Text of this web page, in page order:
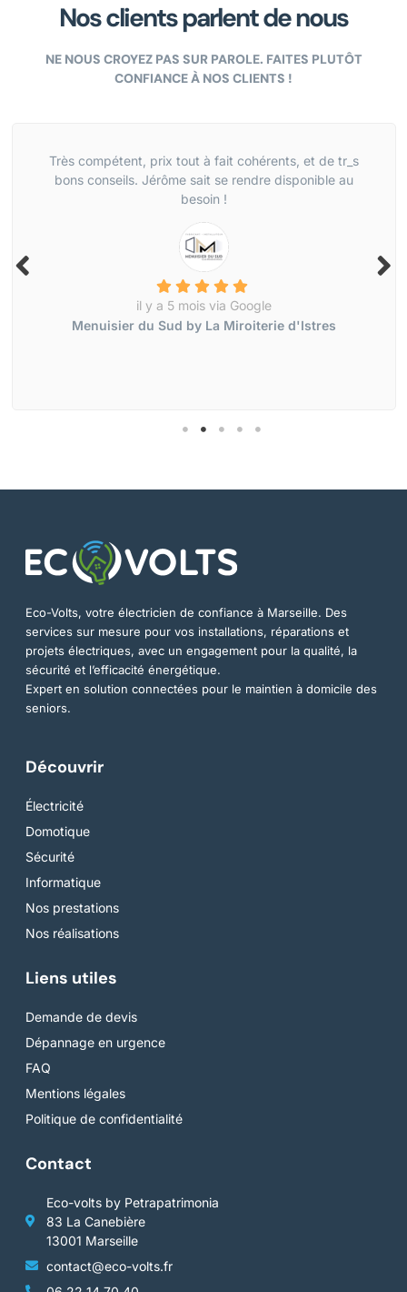
Nos clients parlent de nous
NE NOUS CROYEZ PAS SUR PAROLE. FAITES PLUTÔT
CONFIANCE À NOS CLIENTS !
Très compétent, prix tout à fait cohérents, et de tr_s
bons conseils. Jérôme sait se rendre disponible au
besoin !
il y a 5 mois via Google
Menuisier du Sud by La Miroiterie d'Istres
Eco-Volts, votre électricien de confiance à Marseille. Des
services sur mesure pour vos installations, réparations et
projets électriques, avec un engagement pour la qualité, la
sécurité et l’efficacité énergétique.
Expert en solution connectées pour le maintien à domicile des
seniors.
Découvrir
Électricité
Domotique
Sécurité
Informatique
Nos prestations
Nos réalisations
Liens utiles
Demande de devis
Dépannage en urgence
FAQ
Mentions légales
Politique de confidentialité
Contact
Eco-volts by Petrapatrimonia
83 La Canebière
13001 Marseille
contact@eco-volts.fr